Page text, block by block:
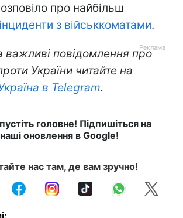
про найбільш
з військкоматами.
важливі повідомлення про
України читайте на
в Telegram.
головне! Підпишіться на
наші оновлення в Google!
нас там, де вам зручно!